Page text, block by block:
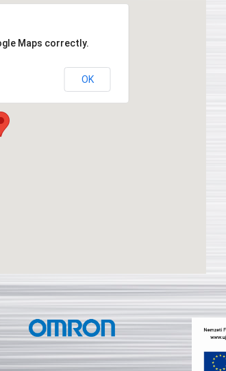
Maps correctly.
OK